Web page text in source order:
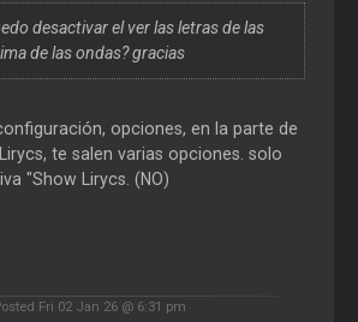
desactivar el ver las letras de las
de las ondas? gracias
opciones, en la parte de
te salen varias opciones. solo
"Show Lirycs. (NO)
Fri 02 Jan 26 @ 6:31 pm